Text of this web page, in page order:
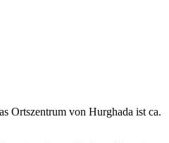
Ortszentrum von Hurghada ist ca.